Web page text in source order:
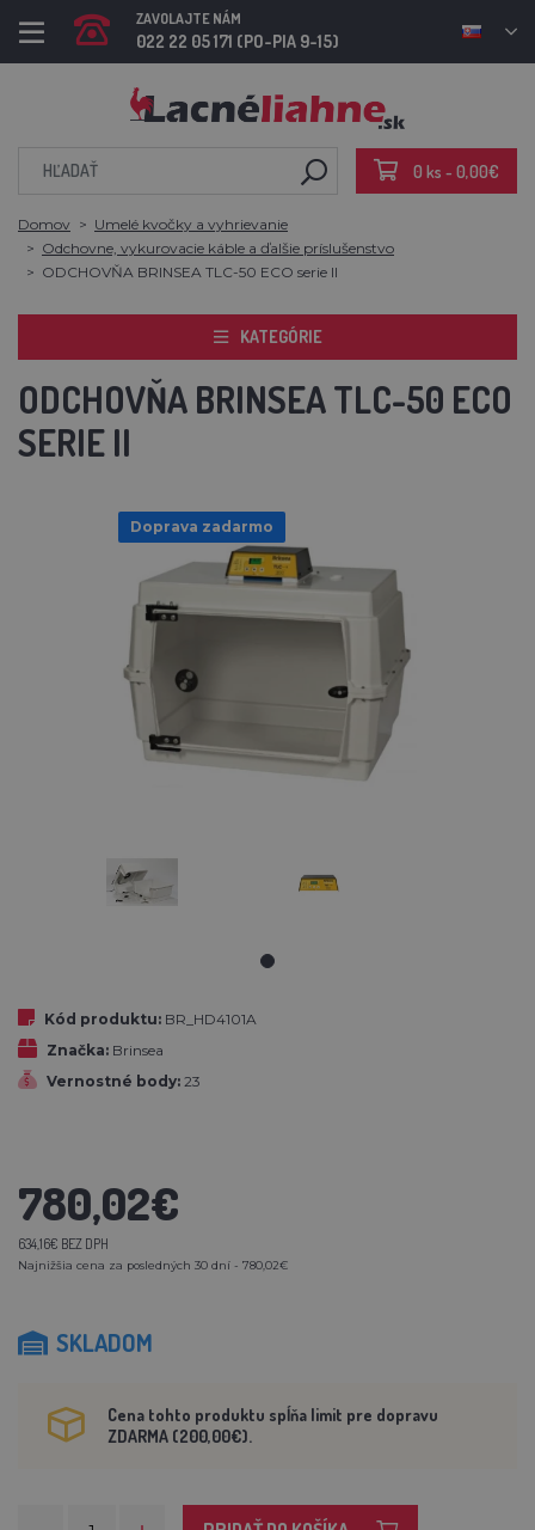
ZAVOLAJTE NÁM
022 22 05 171 (PO-PIA 9-15)
0 ks - 0,00€
Domov
Umelé kvočky a vyhrievanie
Odchovne, vykurovacie káble a ďalšie príslušenstvo
ODCHOVŇA BRINSEA TLC-50 ECO serie II
KATEGÓRIE
ODCHOVŇA BRINSEA TLC-50 ECO
SERIE II
Doprava zadarmo
Kód produktu: BR_HD4101A
Značka: Brinsea
Vernostné body: 23
780,02€
634,16€ BEZ DPH
Najnižšia cena za posledných 30 dní - 780,02€
SKLADOM
Cena tohto produktu spĺňa limit pre dopravu
ZDARMA (200,00€).